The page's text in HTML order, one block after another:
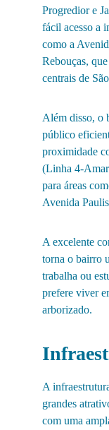
Progredior e
fácil acesso a
como a
Rebouças,
centrais de
Além disso, o
público
proximidade
(Linha 4-
para áreas
Avenida
A excelente
torna o bairro
trabalha ou
prefere viver
arborizado.
A
grandes
com uma